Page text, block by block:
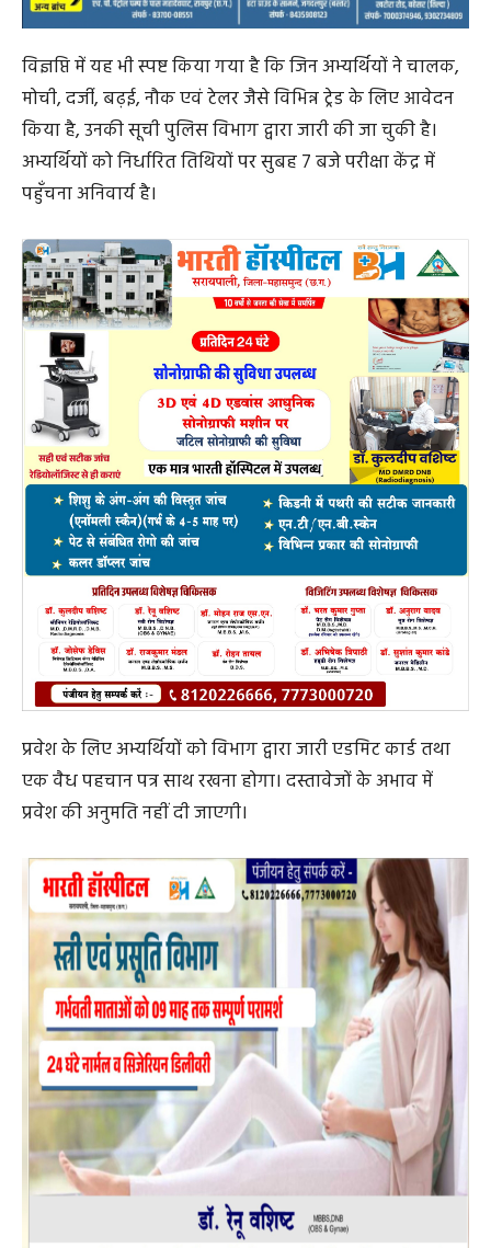
विज्ञप्ति में यह भी स्पष्ट किया गया है कि जिन अभ्यर्थियों ने चालक,
मोची, दर्जी, बढ़ई, नौक एवं टेलर जैसे विभिन्न ट्रेड के लिए आवेदन
किया है, उनकी सूची पुलिस विभाग द्वारा जारी की जा चुकी है।
अभ्यर्थियों को निर्धारित तिथियों पर सुबह 7 बजे परीक्षा केंद्र में
पहुँचना अनिवार्य है।
प्रवेश के लिए अभ्यर्थियों को विभाग द्वारा जारी एडमिट कार्ड तथा
एक वैध पहचान पत्र साथ रखना होगा। दस्तावेजों के अभाव में
प्रवेश की अनुमति नहीं दी जाएगी।